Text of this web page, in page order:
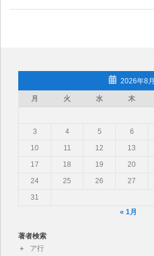
2026年8月
月 火 水 木
3
4 5 6
10
11 12 13
17
18 19 20
24
25 26 27
31
« 1月
著者検索
ア行